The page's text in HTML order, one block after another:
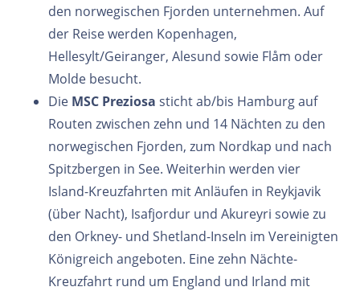
den norwegischen Fjorden unternehmen. Auf
der Reise werden Kopenhagen,
Hellesylt/Geiranger, Alesund sowie Flåm oder
Molde besucht.
Die MSC Preziosa sticht ab/bis Hamburg auf
Routen zwischen zehn und 14 Nächten zu den
norwegischen Fjorden, zum Nordkap und nach
Spitzbergen in See. Weiterhin werden vier
Island-Kreuzfahrten mit Anläufen in Reykjavik
(über Nacht), Isafjordur und Akureyri sowie zu
den Orkney- und Shetland-Inseln im Vereinigten
Königreich angeboten. Eine zehn Nächte-
Kreuzfahrt rund um England und Irland mit